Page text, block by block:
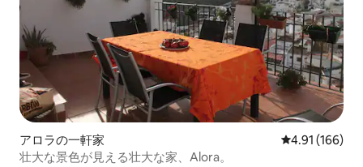
アロラの一軒家 レビュー166
4.91 (166)
壮大な景色が見える壮大な家、Alora。